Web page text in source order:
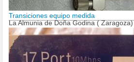
Transiciones equipo medida
La Almunia de Doña Godina ( Zaragoza)